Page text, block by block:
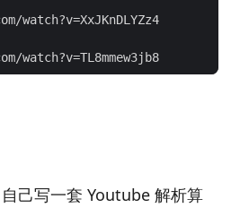
己写一套 Youtube 解析算